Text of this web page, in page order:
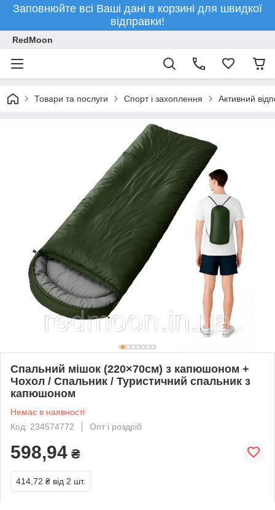
Заповнюйте всі Ваші дані в корзині для швидкої
відправки!
RedMoon
Товари та послуги Спорт і захоплення Активний
Спальний мішок (220×70см) з капюшоном +
Чохол / Спальник / Туристичний спальник з
капюшоном
Немає в наявності
Код: 234574772
Опт і роздріб
598,94 ₴
414,72 ₴ від 2 шт.